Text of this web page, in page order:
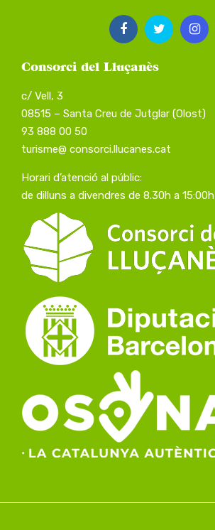
Consorci del Lluçanès
c/ Vell, 3
08515 – Santa Creu de Jutglar (Olost)
93 888 00 50
turisme@ consorci.llucanes.cat
Horari d’atenció al públic:
de dilluns a divendres de 8.30h a 15:00h